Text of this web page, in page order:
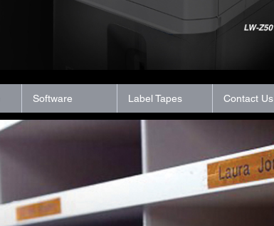
Software Label Tapes Contact Us